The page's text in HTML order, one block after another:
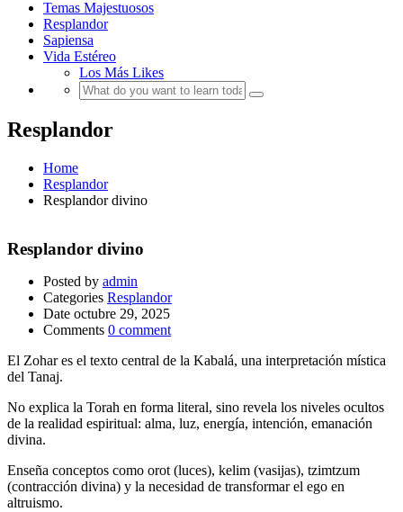
Temas Majestuosos
Resplandor
Sapiensa
Vida Estéreo
Los Más Likes
Resplandor
Home
Resplandor
Resplandor divino
Resplandor divino
Posted by admin
Categories Resplandor
Date octubre 29, 2025
Comments 0 comment
El Zohar es el texto central de la Kabalá, una interpretación mística
del Tanaj.
No explica la Torah en forma literal, sino revela los niveles ocultos
de la realidad espiritual: alma, luz, energía, intención, emanación
divina.
Enseña conceptos como orot (luces), kelim (vasijas), tzimtzum
(contracción divina) y la necesidad de transformar el ego en
altruismo.